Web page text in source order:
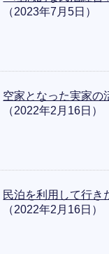
（2023年7月5日）
空家となった実家
（2022年2月16日）
民泊を利用して行き
（2022年2月16日）